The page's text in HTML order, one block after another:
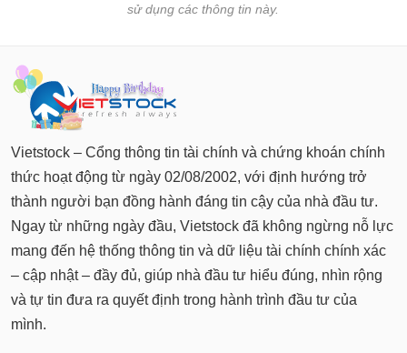
sử dụng các thông tin này.
Vietstock – Cổng thông tin tài chính và chứng khoán chính
thức hoạt động từ ngày 02/08/2002, với định hướng trở
thành người bạn đồng hành đáng tin cậy của nhà đầu tư.
Ngay từ những ngày đầu, Vietstock đã không ngừng nỗ lực
mang đến hệ thống thông tin và dữ liệu tài chính chính xác
– cập nhật – đầy đủ, giúp nhà đầu tư hiểu đúng, nhìn rộng
và tự tin đưa ra quyết định trong hành trình đầu tư của
mình.